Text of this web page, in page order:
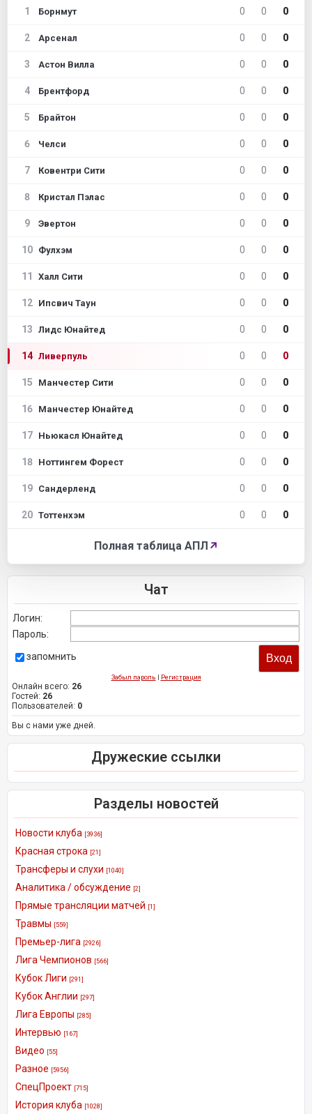
1 Борнмут 0 0 0
2 Арсенал 0 0 0
3 Астон Вилла 0 0 0
4 Брентфорд 0 0 0
5 Брайтон 0 0 0
6 Челси 0 0 0
7 Ковентри Сити 0 0 0
8 Кристал Пэлас 0 0 0
9 Эвертон 0 0 0
10 Фулхэм 0 0 0
11 Халл Сити 0 0 0
12 Ипсвич Таун 0 0 0
13 Лидс Юнайтед 0 0 0
14 Ливерпуль 0 0 0
15 Манчестер Сити 0 0 0
16 Манчестер Юнайтед 0 0 0
17 Ньюкасл Юнайтед 0 0 0
18 Ноттингем Форест 0 0 0
19 Сандерленд 0 0 0
20 Тоттенхэм 0 0 0
Полная таблица АПЛ ↗
Чат
Логин:
Пароль:
запомнить
Забыл пароль | Регистрация
Онлайн всего: 26
Гостей: 26
Пользователей: 0
Вы с нами уже дней.
Дружеские ссылки
Разделы новостей
Новости клуба [3936]
Красная строка [21]
Трансферы и слухи [1040]
Аналитика / обсуждение [2]
Прямые трансляции матчей [1]
Травмы [559]
Премьер-лига [2926]
Лига Чемпионов [566]
Кубок Лиги [291]
Кубок Англии [297]
Лига Европы [285]
Интервью [167]
Видео [55]
Разное [5956]
СпецПроект [715]
История клуба [1028]